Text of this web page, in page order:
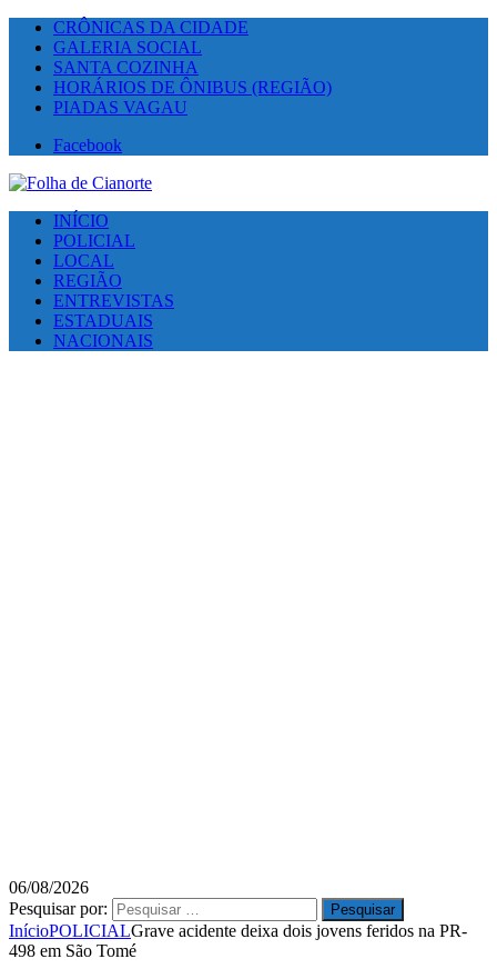
CRÔNICAS DA CIDADE
GALERIA SOCIAL
SANTA COZINHA
HORÁRIOS DE ÔNIBUS (REGIÃO)
PIADAS VAGAU
Facebook
INÍCIO
POLICIAL
LOCAL
REGIÃO
ENTREVISTAS
ESTADUAIS
NACIONAIS
06/08/2026
Pesquisar por:
InícioPOLICIALGrave acidente deixa dois jovens feridos na PR-
498 em São Tomé